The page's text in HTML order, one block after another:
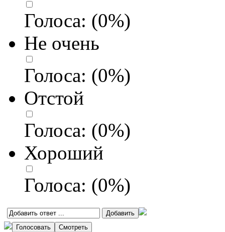
Голоса: (0%)
Не очень
Голоса: (0%)
Отстой
Голоса: (0%)
Хороший
Голоса: (0%)